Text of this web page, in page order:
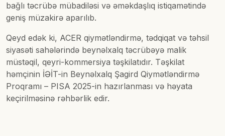
bağlı təcrübə mübadiləsi və əməkdaşlıq istiqamətində
geniş müzakirə aparılıb.
Qeyd edək ki, ACER qiymətləndirmə, tədqiqat və təhsil
siyasəti sahələrində beynəlxalq təcrübəyə malik
müstəqil, qeyri-kommersiya təşkilatıdır. Təşkilat
həmçinin İƏİT-in Beynəlxalq Şagird Qiymətləndirmə
Proqramı – PISA 2025-in hazırlanması və həyata
keçirilməsinə rəhbərlik edir.